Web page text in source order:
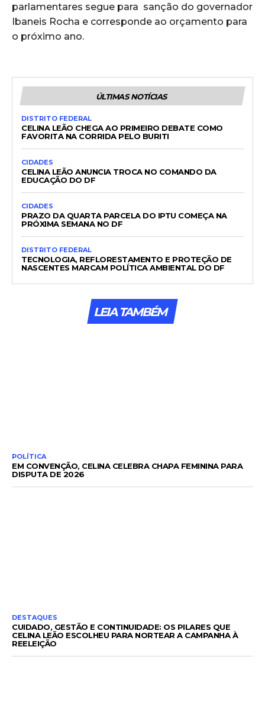
parlamentares segue para sanção do governador
Ibaneis Rocha e corresponde ao orçamento para
o próximo ano.
ÚLTIMAS NOTÍCIAS
DISTRITO FEDERAL
CELINA LEÃO CHEGA AO PRIMEIRO DEBATE COMO
FAVORITA NA CORRIDA PELO BURITI
CIDADES
CELINA LEÃO ANUNCIA TROCA NO COMANDO DA
EDUCAÇÃO DO DF
CIDADES
PRAZO DA QUARTA PARCELA DO IPTU COMEÇA NA
PRÓXIMA SEMANA NO DF
DISTRITO FEDERAL
TECNOLOGIA, REFLORESTAMENTO E PROTEÇÃO DE
NASCENTES MARCAM POLÍTICA AMBIENTAL DO DF
LEIA TAMBÉM
POLÍTICA
EM CONVENÇÃO, CELINA CELEBRA CHAPA FEMININA PARA
DISPUTA DE 2026
DESTAQUES
CUIDADO, GESTÃO E CONTINUIDADE: OS PILARES QUE
CELINA LEÃO ESCOLHEU PARA NORTEAR A CAMPANHA À
REELEIÇÃO